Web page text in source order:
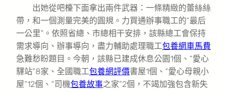
出她從吧檯下面拿出兩件武器：一條精緻的蕾絲絲
帶，和一個測量完美的圓規。力買通辦事職工的“最后
一公里”。依照省總、市總相干安排，該縣總工會保持
需求導向、辦事導向，盡力輔助處理職工包養網車馬費
急難愁盼題目。今朝，該縣已建成休息公園1個、“愛心
驛站”8家、全國職工包養網評價書屋1個、“愛心母親小
屋”12個、“司機包養故事之家”2個，不竭加強包含新失